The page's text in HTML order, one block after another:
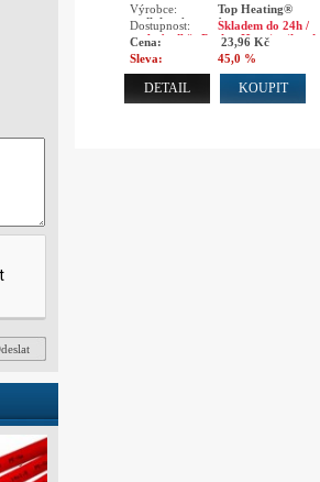
Výrobce:
Top Heating®
podlahové topení
Dostupnost:
Skladem do 24h /
osobní odběr Praha, Hranice ihned
Cena:
23,96 Kč
Sleva:
45,0 %
KOUPIT
DETAIL